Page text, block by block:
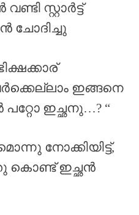
സ്റ്റാർട്ട്
ചോദിച്ചു
ഇങ്ങനെ
ഇച്ഛനു…? “
നോക്കിയിട്ട്,
കൊണ്ട് ഇച്ഛൻ